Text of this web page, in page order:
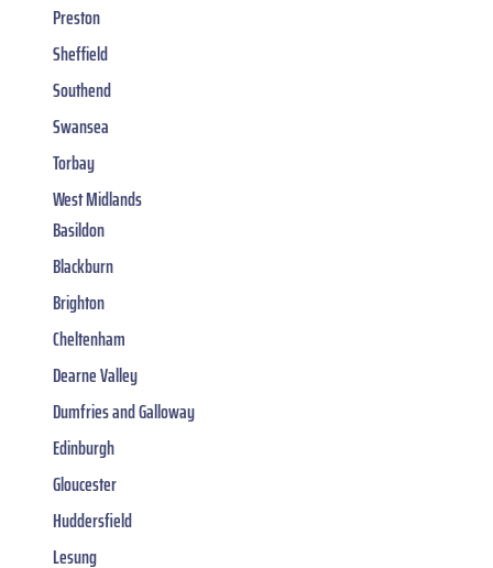
Preston
Sheffield
Southend
Swansea
Torbay
West Midlands
Basildon
Blackburn
Brighton
Cheltenham
Dearne Valley
Dumfries and Galloway
Edinburgh
Gloucester
Huddersfield
Lesung